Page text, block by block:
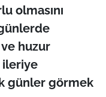
olmasını
huzur
ileriye
günler görmek